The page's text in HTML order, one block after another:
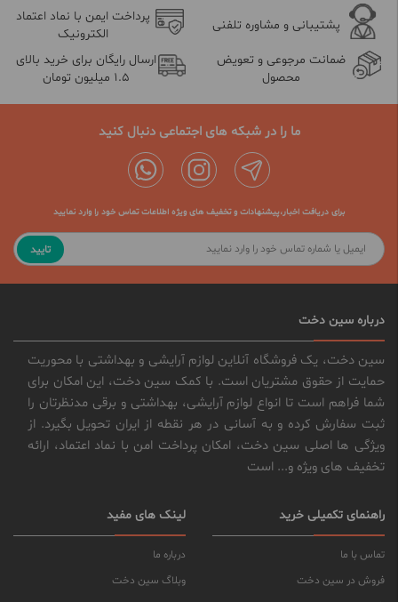
پشتیبانی و مشاوره تلفنی
پرداخت ایمن با نماد اعتماد
الکترونیک
ضمانت مرجوعی و تعویض
محصول
ارسال رایگان برای خرید بالای
1.5 میلیون تومان
ما را در شبکه های اجتماعی دنبال کنید
برای دریافت اخبار،پیشنهادات و تخفیف های ویژه اطلاعات تماس خود را وارد نمایید
تایید
درباره سین دخت
سین دخت، یک فروشگاه آنلاین لوازم آرایشی و بهداشتی با محوریت
حمایت از حقوق مشتریان است. با کمک سین دخت، این امکان برای
شما فراهم است تا انواع لوازم آرایشی، بهداشتی و برقی مدنظرتان را
ثبت سفارش کرده و به آسانی در هر نقطه از ایران تحویل بگیرد. از
ویژگی ها اصلی سین دخت، امکان پرداخت امن با نماد اعتماد، ارائه
تخفیف های ویژه و... است
راهنمای تکمیلی خرید
تماس با ما
فروش در سین دخت
لینک های مفید
درباره ما
وبلاگ سین دخت